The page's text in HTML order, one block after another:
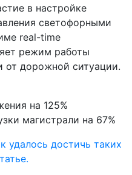
в настройке
светофорными
real-time
режим работы
от дорожной ситуации.
на 125%
магистрали на 67%
удалось достичь таких